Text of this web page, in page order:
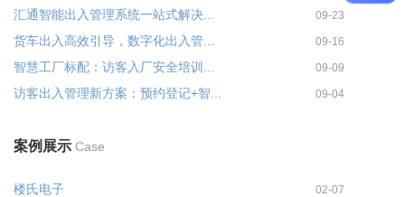
汇通智能出入管理系统一站式解决... 09-23
货车出入高效引导，数字化出入管... 09-16
智慧工厂标配：访客入厂安全培训... 09-09
访客出入管理新方案：预约登记+智... 09-04
案例展示 Case
楼氏电子 02-07